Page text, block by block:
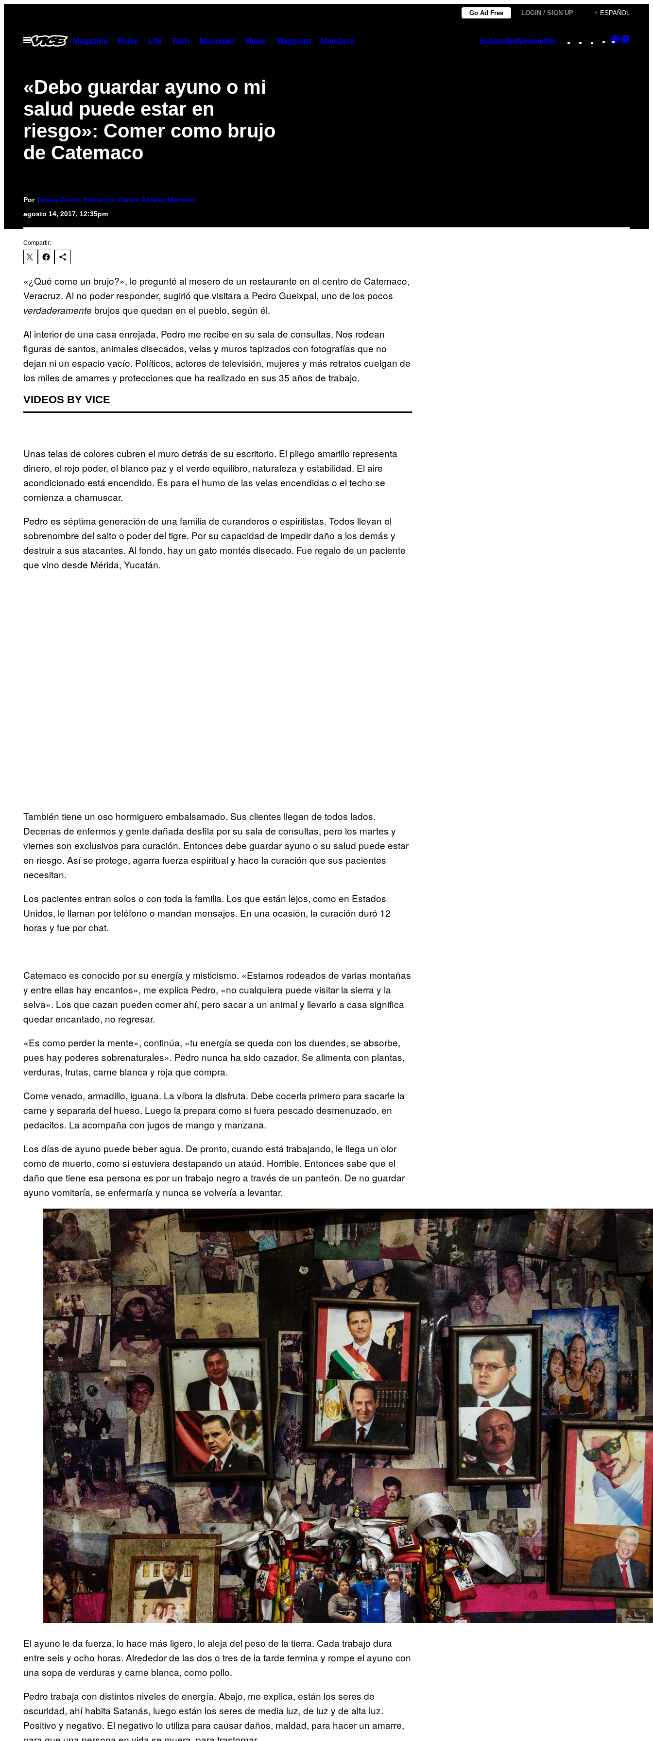
contenido
Go Ad Free LOGIN / SIGN UP + ESPAÑOL
Abrir
Menú
Magazine Pulse Life Tech Munchies Music Waypoint Members SubscribeNewsletter Instagram
TikTok
YouTube
Google
«Debo guardar ayuno o mi
salud puede estar en
riesgo»: Comer como brujo
de Catemaco
PorTeresa Zerón, Fotos por Carlos Álvarez Montero
agosto 14, 2017, 12:35pm
Compartir:
«¿Qué come un brujo?», le pregunté al mesero de un restaurante en el centro de Catemaco,
Veracruz. Al no poder responder, sugirió que visitara a Pedro Gueixpal, uno de los pocos
verdaderamente brujos que quedan en el pueblo, según él.
Al interior de una casa enrejada, Pedro me recibe en su sala de consultas. Nos rodean
figuras de santos, animales disecados, velas y muros tapizados con fotografías que no
dejan ni un espacio vacío. Políticos, actores de televisión, mujeres y más retratos cuelgan de
los miles de amarres y protecciones que ha realizado en sus 35 años de trabajo.
VIDEOS BY VICE
Unas telas de colores cubren el muro detrás de su escritorio. El pliego amarillo representa
dinero, el rojo poder, el blanco paz y el verde equilibro, naturaleza y estabilidad. El aire
acondicionado está encendido. Es para el humo de las velas encendidas o el techo se
comienza a chamuscar.
Pedro es séptima generación de una familia de curanderos o espiritistas. Todos llevan el
sobrenombre del salto o poder del tigre. Por su capacidad de impedir daño a los demás y
destruir a sus atacantes. Al fondo, hay un gato montés disecado. Fue regalo de un paciente
que vino desde Mérida, Yucatán.
También tiene un oso hormiguero embalsamado. Sus clientes llegan de todos lados.
Decenas de enfermos y gente dañada desfila por su sala de consultas, pero los martes y
viernes son exclusivos para curación. Entonces debe guardar ayuno o su salud puede estar
en riesgo. Así se protege, agarra fuerza espiritual y hace la curación que sus pacientes
necesitan.
Los pacientes entran solos o con toda la familia. Los que están lejos, como en Estados
Unidos, le llaman por teléfono o mandan mensajes. En una ocasión, la curación duró 12
horas y fue por chat.
Catemaco es conocido por su energía y misticismo. «Estamos rodeados de varias montañas
y entre ellas hay encantos», me explica Pedro, «no cualquiera puede visitar la sierra y la
selva». Los que cazan pueden comer ahí, pero sacar a un animal y llevarlo a casa significa
quedar encantado, no regresar.
«Es como perder la mente», continúa, «tu energía se queda con los duendes, se absorbe,
pues hay poderes sobrenaturales». Pedro nunca ha sido cazador. Se alimenta con plantas,
verduras, frutas, carne blanca y roja que compra.
Come venado, armadillo, iguana. La víbora la disfruta. Debe cocerla primero para sacarle la
carne y separarla del hueso. Luego la prepara como si fuera pescado desmenuzado, en
pedacitos. La acompaña con jugos de mango y manzana.
Los días de ayuno puede beber agua. De pronto, cuando está trabajando, le llega un olor
como de muerto, como si estuviera destapando un ataúd. Horrible. Entonces sabe que el
daño que tiene esa persona es por un trabajo negro a través de un panteón. De no guardar
ayuno vomitaría, se enfermaría y nunca se volvería a levantar.
El ayuno le da fuerza, lo hace más ligero, lo aleja del peso de la tierra. Cada trabajo dura
entre seis y ocho horas. Alrededor de las dos o tres de la tarde termina y rompe el ayuno con
una sopa de verduras y carne blanca, como pollo.
Pedro trabaja con distintos niveles de energía. Abajo, me explica, están los seres de
oscuridad, ahí habita Satanás, luego están los seres de media luz, de luz y de alta luz.
Positivo y negativo. El negativo lo utiliza para causar daños, maldad, para hacer un amarre,